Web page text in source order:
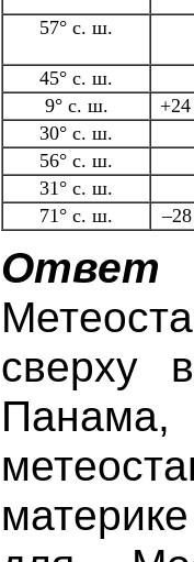
57° с. ш.
45° с. ш.
9° с. ш.
30° с. ш.
56° с. ш.
31° с. ш.
71° с. ш.
Ответ
сверху